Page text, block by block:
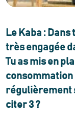
Le Kaba :
très engagée
Tu as mis en
régulièrement
citer 3 ?